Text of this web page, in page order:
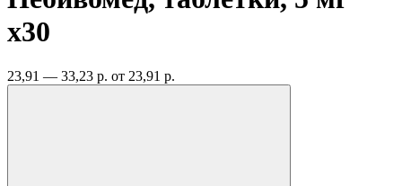
x30
23,91 — 33,23 р. от 23,91 р.